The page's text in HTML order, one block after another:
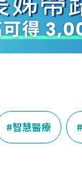
智慧醫療